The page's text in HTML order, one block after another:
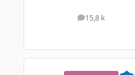
15,8 k
messages